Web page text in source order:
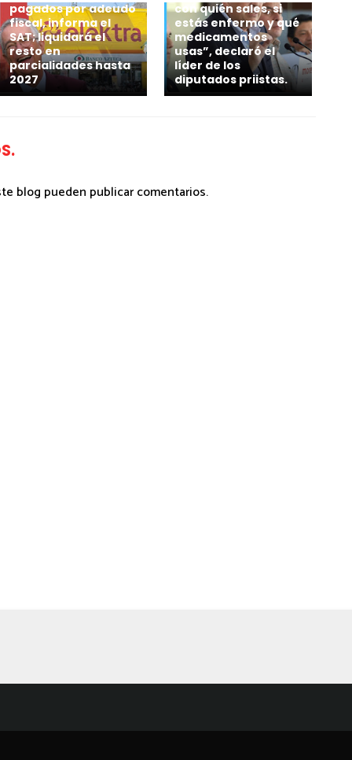
pagados por adeudo
fiscal, informa el
SAT; liquidará el
resto en
parcialidades hasta
2027
con quién sales, si
estás enfermo y qué
medicamentos
usas”, declaró el
líder de los
diputados priistas.
blog pueden publicar comentarios.